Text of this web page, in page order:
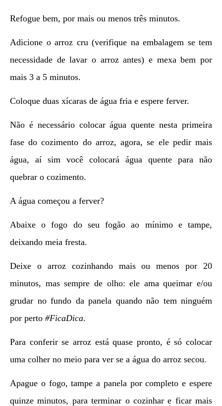
Refogue bem, por mais ou menos três minutos.
Adicione o arroz cru (verifique na embalagem se tem
necessidade de lavar o arroz antes) e mexa bem por
mais 3 a 5 minutos.
Coloque duas xícaras de água fria e espere ferver.
Não é necessário colocar água quente nesta primeira
fase do cozimento do arroz, agora, se ele pedir mais
água, aí sim você colocará água quente para não
quebrar o cozimento.
A água começou a ferver?
Abaixe o fogo do seu fogão ao mínimo e tampe,
deixando meia fresta.
Deixe o arroz cozinhando mais ou menos por 20
minutos, mas sempre de olho: ele ama queimar e/ou
grudar no fundo da panela quando não tem ninguém
por perto #FicaDica.
Para conferir se arroz está quase pronto, é só colocar
uma colher no meio para ver se a água do arroz secou.
Apague o fogo, tampe a panela por completo e espere
quinze minutos, para terminar o cozinhar e ficar mais